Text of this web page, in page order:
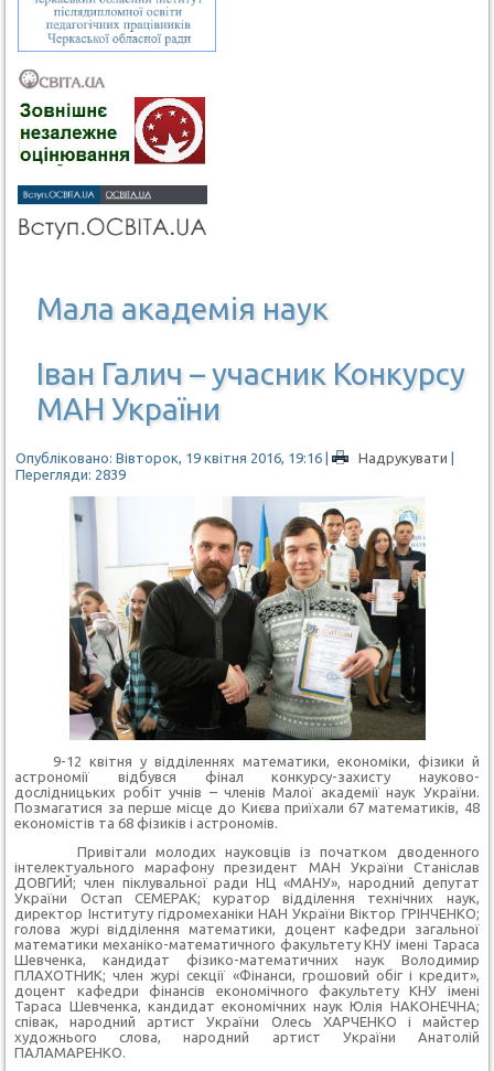
Мала академія наук
Іван Галич – учасник Конкурсу
МАН України
Опубліковано: Вівторок, 19 квітня 2016, 19:16 | Надрукувати |
Перегляди: 2839
9-12 квітня у відділеннях математики, економіки, фізики й
астрономії відбувся фінал конкурсу-захисту науково-
дослідницьких робіт учнів – членів Малої академії наук України.
Позмагатися за перше місце до Києва приїхали 67 математиків, 48
економістів та 68 фізиків і астрономів.
Привітали молодих науковців із початком дводенного
інтелектуального марафону президент МАН України Станіслав
ДОВГИЙ; член піклувальної ради НЦ «МАНУ», народний депутат
України Остап СЕМЕРАК; куратор відділення технічних наук,
директор Інституту гідромеханіки НАН України Віктор ГРІНЧЕНКО;
голова журі відділення математики, доцент кафедри загальної
математики механіко-математичного факультету КНУ імені Тараса
Шевченка, кандидат фізико-математичних наук Володимир
ПЛАХОТНИК; член журі секції «Фінанси, грошовий обіг і кредит»,
доцент кафедри фінансів економічного факультету КНУ імені
Тараса Шевченка, кандидат економічних наук Юлія НАКОНЕЧНА;
співак, народний артист України Олесь ХАРЧЕНКО і майстер
художнього слова, народний артист України Анатолій
ПАЛАМАРЕНКО.